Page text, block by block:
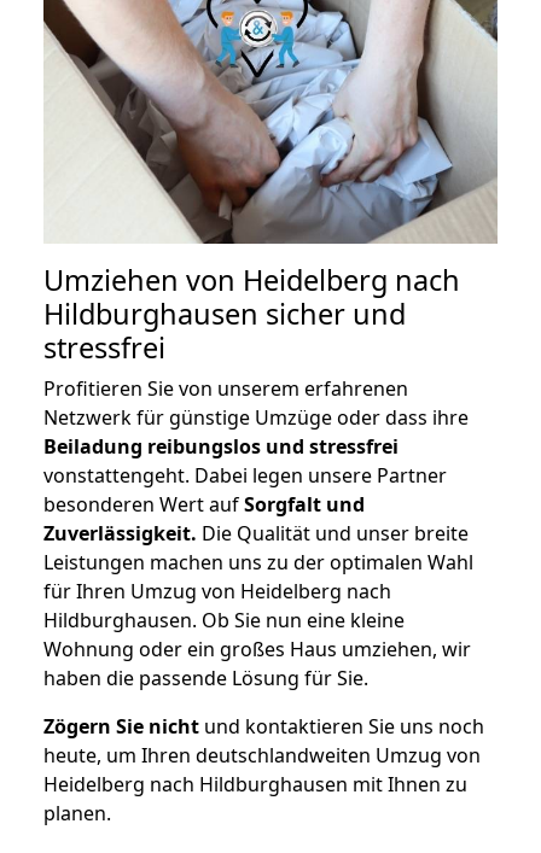
Umziehen von Heidelberg nach
Hildburghausen sicher und
stressfrei
Profitieren Sie von unserem erfahrenen
Netzwerk für günstige Umzüge oder dass ihre
Beiladung reibungslos und stressfrei
vonstattengeht. Dabei legen unsere Partner
besonderen Wert aufSorgfalt und
Zuverlässigkeit. Die Qualität und unser breite
Leistungen machen uns zu der optimalen Wahl
für Ihren Umzug von Heidelberg nach
Hildburghausen. Ob Sie nun eine kleine
Wohnung oder ein großes Haus umziehen, wir
haben die passende Lösung für Sie.
Zögern Sie nicht und kontaktieren Sie uns noch
heute, um Ihren deutschlandweiten Umzug von
Heidelberg nach Hildburghausen mit Ihnen zu
planen.